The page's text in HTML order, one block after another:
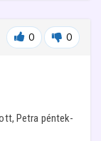
0 0
Petra péntek-